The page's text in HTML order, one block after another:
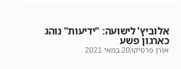
אלוביץ' לישועה: "ידיעות" נוהג
כארגון פשע
אורן פרסיקו20 במאי 2021